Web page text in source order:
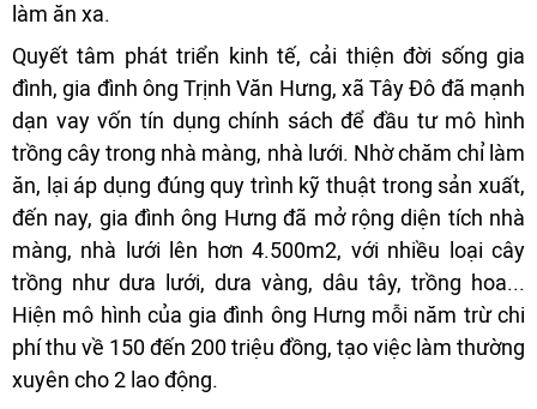
làm ăn xa.
Quyết tâm phát triển kinh tế, cải thiện đời sống gia
đình, gia đình ông Trịnh Văn Hưng, xã Tây Đô đã mạnh
dạn vay vốn tín dụng chính sách để đầu tư mô hình
trồng cây trong nhà màng, nhà lưới. Nhờ chăm chỉ làm
ăn, lại áp dụng đúng quy trình kỹ thuật trong sản xuất,
đến nay, gia đình ông Hưng đã mở rộng diện tích nhà
màng, nhà lưới lên hơn 4.500m2, với nhiều loại cây
trồng như dưa lưới, dưa vàng, dâu tây, trồng hoa...
Hiện mô hình của gia đình ông Hưng mỗi năm trừ chi
phí thu về 150 đến 200 triệu đồng, tạo việc làm thường
xuyên cho 2 lao động.